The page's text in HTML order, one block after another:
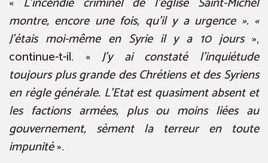
montre, encore une fois, qu’il y a urgence ». «
J’étais moi-même en Syrie il y a 10 jours»,
continue-t-il. «J’y ai constaté l’inquiétude
toujours plus grande des Chrétiens et des Syriens
en règle générale. L’Etat est quasiment absent et
les factions armées, plus ou moins liées au
gouvernement, sèment la terreur en toute
impunité».